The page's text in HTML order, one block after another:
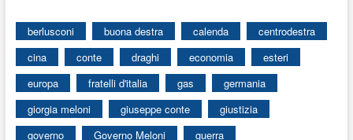
berlusconi buona destra calenda
centrodestra
cina
conte draghi economia
esteri
europa
fratelli d'italia gas
germania
giorgia meloni
giuseppe conte
giustizia
governo
Governo Meloni
guerra